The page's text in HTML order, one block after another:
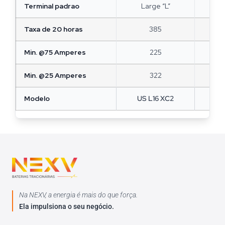
Terminal padrao Large “L”
Taxa de 20 horas 385
Min. @75 Amperes 225
Min. @25 Amperes 322
Modelo US L16 XC2
Na NEXV, a energia é mais do que força.
Ela impulsiona o seu negócio.